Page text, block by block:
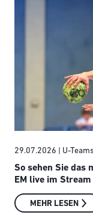
29.07.2026 | U-Teams
So sehen Sie das
EM live im Stream
MEHR LESEN